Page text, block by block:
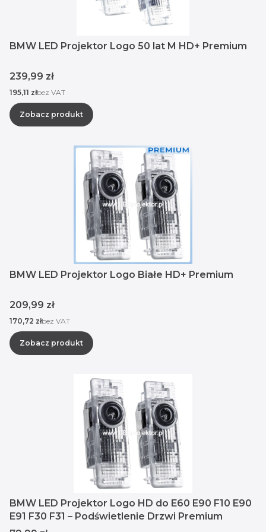
BMW LED Projektor Logo 50 lat M HD+ Premium
Cena
239,99 zł
Cena
195,11 złbez VAT
Zobacz produkt
BMW LED Projektor Logo Białe HD+ Premium
Cena
209,99 zł
Cena
170,72 złbez VAT
Zobacz produkt
BMW LED Projektor Logo HD do E60 E90 F10 E90
E91 F30 F31 – Podświetlenie Drzwi Premium